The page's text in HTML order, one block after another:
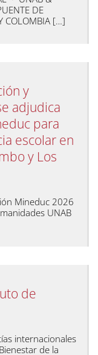
DE
COLOMBIA […]
y
adjudica
para
escolar en
y Los
Mineduc 2026
UNAB
de
internacionales
de la